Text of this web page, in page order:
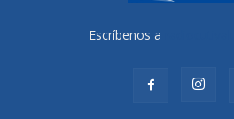
Escríbenos a